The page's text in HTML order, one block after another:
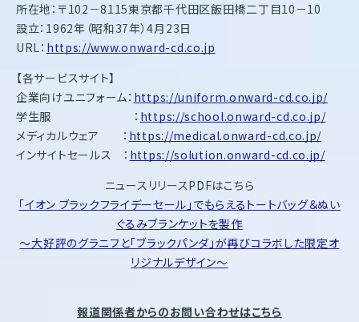
所在地：〒102－8115東京都千代田区飯田橋二丁目10－10
設立：1962年（昭和37年）4月23日
URL： https://www.onward-cd.co.jp
【各サービスサイト】
企業向けユニフォーム： https://uniform.onward-cd.co.jp/
学生服 ： https://school.onward-cd.co.jp/
メディカルウェア ： https://medical.onward-cd.co.jp/
インサイトセールス ： https://solution.onward-cd.co.jp/
ニュースリリースPDFはこちら
「イオン ブラックフライデーセール」でもらえるトートバッグ＆ぬい
ぐるみブランケットを製作
～大好評のグラニフと「ブラックパンダ」が再びコラボした限定オ
リジナルデザイン～
報道関係者からのお問い合わせはこちら